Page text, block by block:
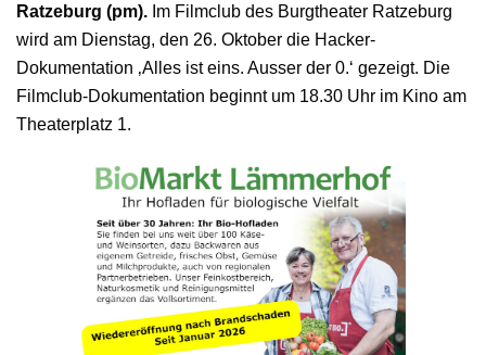
Ratzeburg (pm). Im Filmclub des Burgtheater Ratzeburg
wird am Dienstag, den 26. Oktober die Hacker-
Dokumentation ‚Alles ist eins. Ausser der 0.‘ gezeigt. Die
Filmclub-Dokumentation beginnt um 18.30 Uhr im Kino am
Theaterplatz 1.